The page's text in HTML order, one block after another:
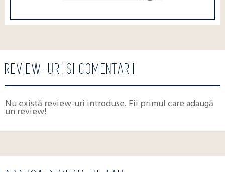
REVIEW-URI SI COMENTARII
Nu există review-uri introduse. Fii primul care adaugă
un review!